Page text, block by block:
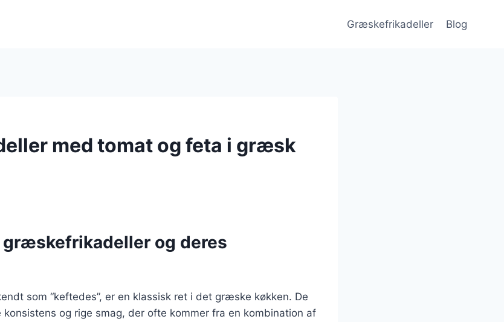
Græskefrikadeller Blog
med tomat og feta i græsk
og deres
som “keftedes”, er en klassisk ret i det græske køkken. De
og rige smag, der ofte kommer fra en kombination af